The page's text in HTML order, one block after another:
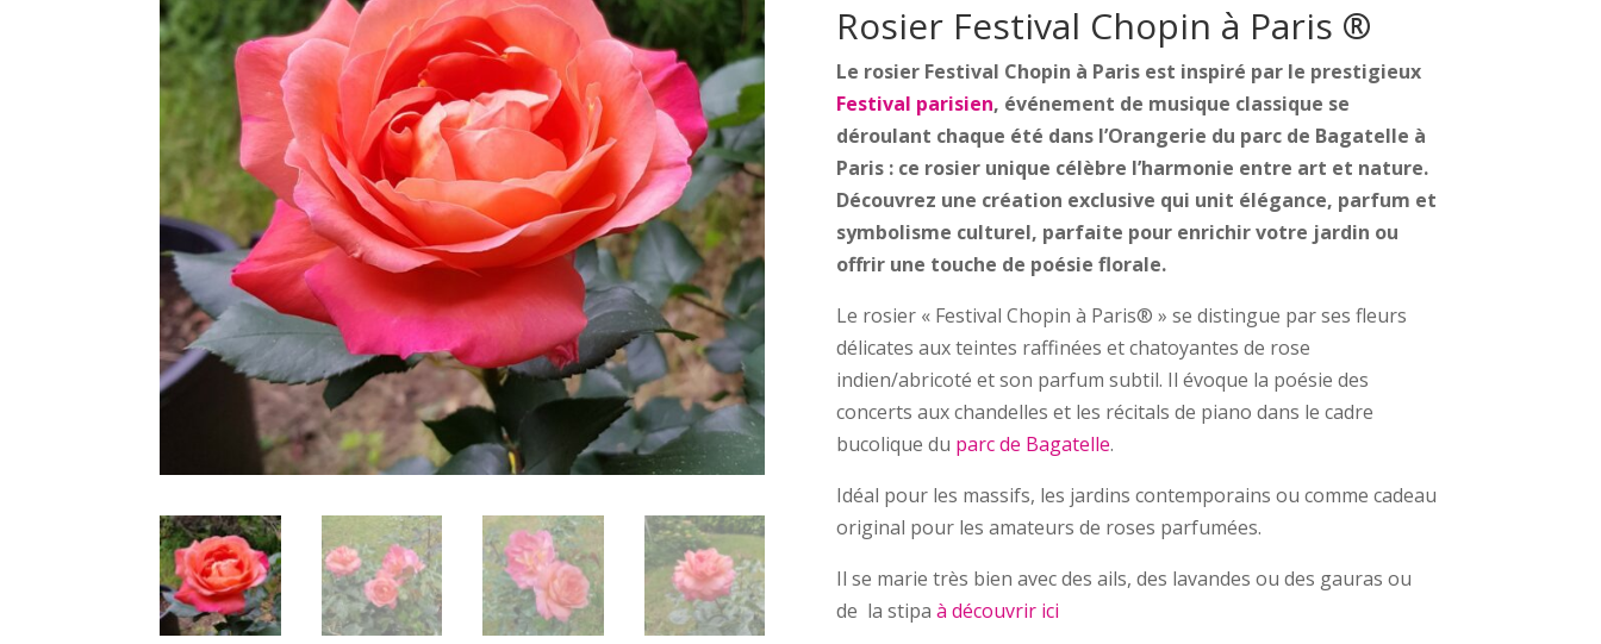
Rosier Festival Chopin à Paris ®
Le rosier Festival Chopin à Paris est inspiré par le prestigieux
Festival parisien, événement de musique classique se
déroulant chaque été dans l’Orangerie du parc de Bagatelle à
Paris : ce rosier unique célèbre l’harmonie entre art et nature.
Découvrez une création exclusive qui unit élégance, parfum et
symbolisme culturel, parfaite pour enrichir votre jardin ou
offrir une touche de poésie florale.
Le rosier « Festival Chopin à Paris® » se distingue par ses fleurs
délicates aux teintes raffinées et chatoyantes de rose
indien/abricoté et son parfum subtil. Il évoque la poésie des
concerts aux chandelles et les récitals de piano dans le cadre
bucolique du parc de Bagatelle.
Idéal pour les massifs, les jardins contemporains ou comme cadeau
original pour les amateurs de roses parfumées.
Il se marie très bien avec des ails, des lavandes ou des gauras ou
de la stipa à découvrir ici